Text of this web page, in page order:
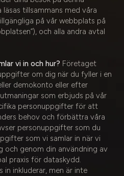
läsas tillsammans med våra
på vår webbplats på
och alla andra avtal
vi in och hur? Företaget
om dig när du fyller i en
demokonto eller efter
som erbjuds på vår
personuppgifter för att
behov och förbättra våra
personuppgifter som du
som vi samlar in när vi
och genom din användning av
praxis för dataskydd.
in inkluderar, men är inte